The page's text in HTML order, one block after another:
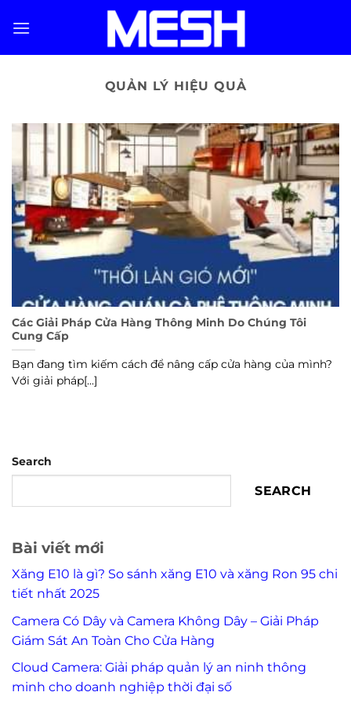
QUẢN LÝ HIỆU QUẢ
Các Giải Pháp Cửa Hàng Thông Minh Do Chúng Tôi
Cung Cấp
Bạn đang tìm kiếm cách để nâng cấp cửa hàng của mình?
Với giải pháp[...]
Search
SEARCH
Bài viết mới
Xăng E10 là gì? So sánh xăng E10 và xăng Ron 95 chi
tiết nhất 2025
Camera Có Dây và Camera Không Dây – Giải Pháp
Giám Sát An Toàn Cho Cửa Hàng
Cloud Camera: Giải pháp quản lý an ninh thông
minh cho doanh nghiệp thời đại số